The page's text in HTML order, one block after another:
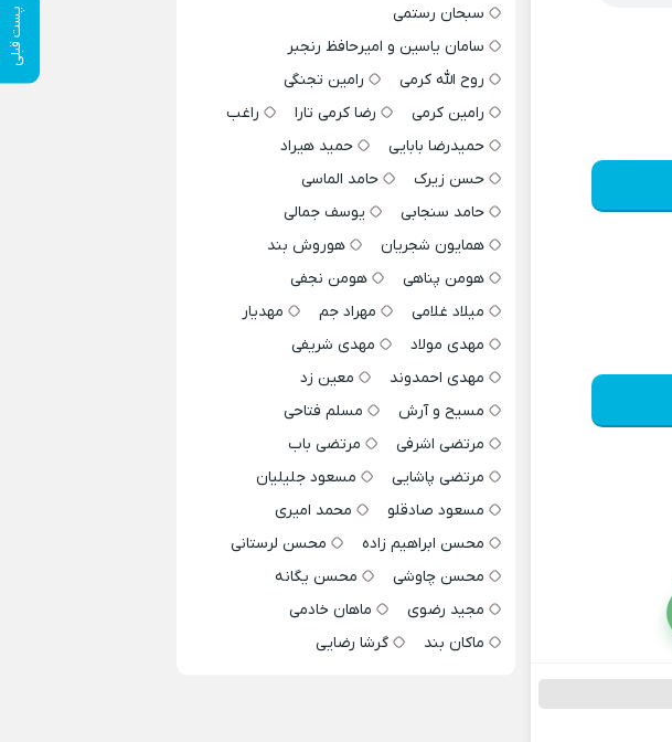
پست قبلی
سبحان رستمی
سامان یاسین و امیرحافظ رنجبر
روح الله کرمی
رامین تجنگی
رامین کرمی
رضا کرمی تارا
راغب
حمیدرضا بابایی
حمید هیراد
حسن زیرک
حامد الماسی
حامد سنجابی
یوسف جمالی
همایون شجریان
هوروش بند
هومن پناهی
هومن نجفی
میلاد غلامی
مهراد جم
مهدیار
مهدی مولاد
مهدی شریفی
مهدی احمدوند
معین زد
مسیح و آرش
مسلم فتاحی
مرتضی اشرفی
مرتضی باب
مرتضی پاشایی
مسعود جلیلیان
مسعود صادقلو
محمد امیری
محسن ابراهیم زاده
محسن لرستانی
محسن چاوشی
محسن یگانه
مجید رضوی
ماهان خادمی
ماکان بند
گرشا رضایی